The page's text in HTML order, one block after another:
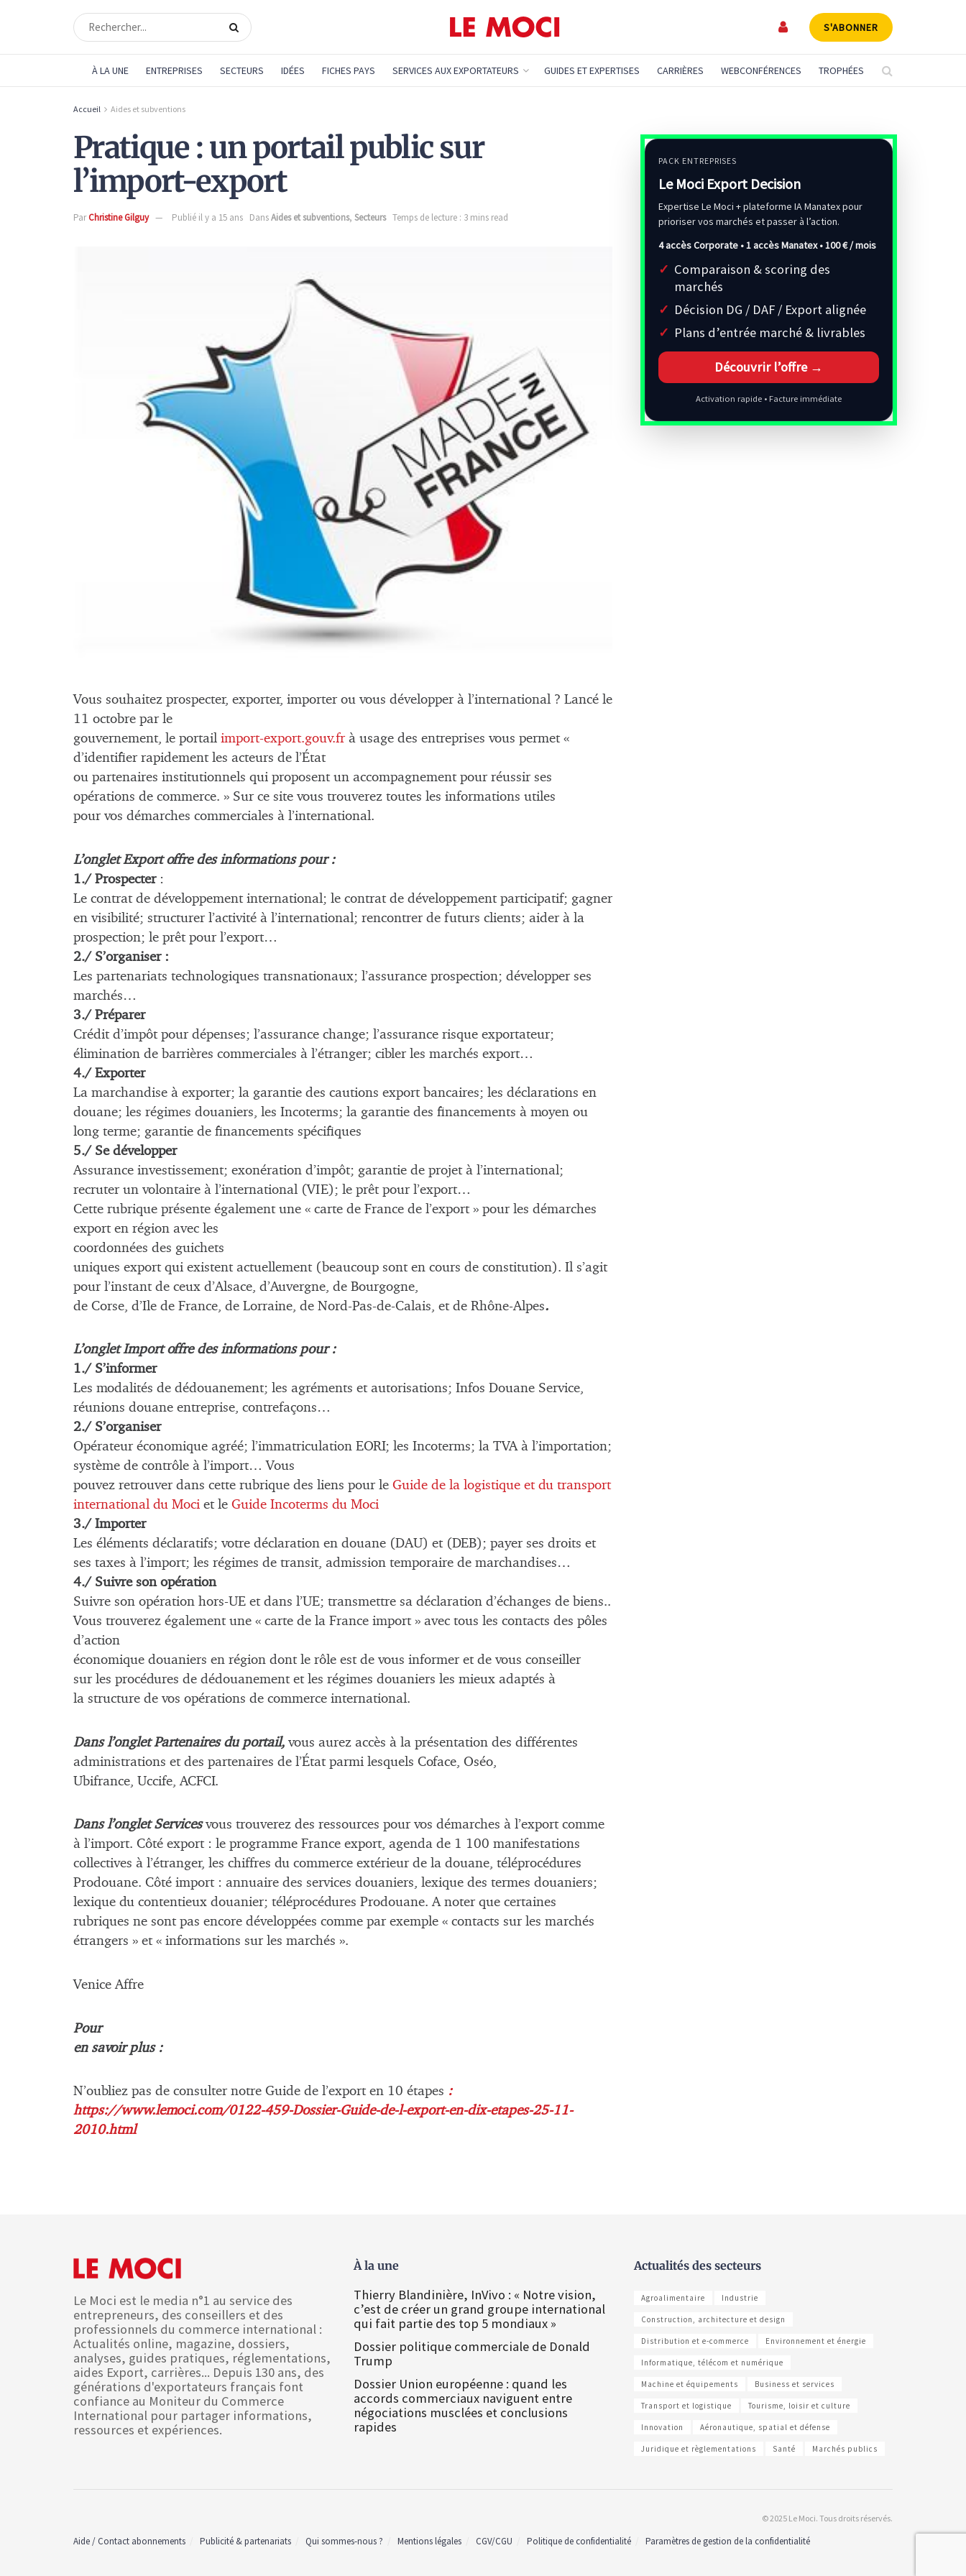
S'ABONNER
À LA UNE ENTREPRISES SECTEURS IDÉES FICHES PAYS SERVICES AUX EXPORTATEURS GUIDES ET EXPERTISES CARRIÈRES WEBCONFÉRENCES TROPHÉES
Accueil Aides et subventions
Pratique : un portail public sur
l’import-export
ParChristine Gilguy Publié il y a 15 ans DansAides et subventions, Secteurs Temps de lecture : 3 mins read
Vous souhaitez prospecter, exporter, importer ou vous développer à l’international ? Lancé le
11 octobre par le
gouvernement, le portail import-export.gouv.frà usage des entreprises vous permet «
d’identifier rapidement les acteurs de l’État
ou partenaires institutionnels qui proposent un accompagnement pour réussir ses
opérations de commerce. » Sur ce site vous trouverez toutes les informations utiles
pour vos démarches commerciales à l’international.
L’onglet Export offre des informations pour :
1./ Prospecter:
Le contrat de développement international; le contrat de développement participatif; gagner
en visibilité; structurer l’activité à l’international; rencontrer de futurs clients; aider à la
prospection; le prêt pour l’export…
2./ S’organiser :
Les partenariats technologiques transnationaux; l’assurance prospection; développer ses
marchés…
3./ Préparer
Crédit d’impôt pour dépenses; l’assurance change; l’assurance risque exportateur;
élimination de barrières commerciales à l’étranger; cibler les marchés export…
4./ Exporter
La marchandise à exporter; la garantie des cautions export bancaires; les déclarations en
douane; les régimes douaniers, les Incoterms; la garantie des financements à moyen ou
long terme; garantie de financements spécifiques
5./ Se développer
Assurance investissement; exonération d’impôt; garantie de projet à l’international;
recruter un volontaire à l’international (VIE); le prêt pour l’export…
Cette rubrique présente également une « carte de France de l’export » pour les démarches
export en région avec les
coordonnées des guichets
uniques export qui existent actuellement (beaucoup sont en cours de constitution). Il s’agit
pour l’instant de ceux d’Alsace, d’Auvergne, de Bourgogne,
de Corse, d’Ile de France, de Lorraine, de Nord-Pas-de-Calais, et de Rhône-Alpes.
L’ongletImport offre des informations pour :
1./ S’informer
Les modalités de dédouanement; les agréments et autorisations; Infos Douane Service,
réunions douane entreprise, contrefaçons…
2./ S’organiser
Opérateur économique agréé; l’immatriculation EORI; les Incoterms; la TVA à l’importation;
système de contrôle à l’import… Vous
pouvez retrouver dans cette rubrique des liens pour le Guide de la logistique et du transport
international du Moci et le Guide Incoterms du Moci
3./ Importer
Les éléments déclaratifs; votre déclaration en douane (DAU) et (DEB); payer ses droits et
ses taxes à l’import; les régimes de transit, admission temporaire de marchandises…
4./ Suivre son opération
Suivre son opération hors-UE et dans l’UE; transmettre sa déclaration d’échanges de biens..
Vous trouverez également une « carte de la France import » avec tous les contacts des pôles
d’action
économique douaniers en région dont le rôle est de vous informer et de vous conseiller
sur les procédures de dédouanement et les régimes douaniers les mieux adaptés à
la structure de vos opérations de commerce international.
Dans l’onglet Partenaires du portail, vous aurez accès à la présentation des différentes
administrations et des partenaires de l’État parmi lesquels Coface, Oséo,
Ubifrance, Uccife, ACFCI.
Dans l’onglet Servicesvous trouverez des ressources pour vos démarches à l’export comme
à l’import. Côté export : le programme France export, agenda de 1 100 manifestations
collectives à l’étranger, les chiffres du commerce extérieur de la douane, téléprocédures
Prodouane. Côté import : annuaire des services douaniers, lexique des termes douaniers;
lexique du contentieux douanier; téléprocédures Prodouane. A noter que certaines
rubriques ne sont pas encore développées comme par exemple « contacts sur les marchés
étrangers » et « informations sur les marchés ».
Venice Affre
Pour
en savoir plus :
N’oubliez pas de consulter notre Guide de l’export en 10 étapes :
https://www.lemoci.com/0122-459-Dossier-Guide-de-l-export-en-dix-etapes-25-11-
2010.html
PACK ENTREPRISES
Le Moci Export Decision
Expertise Le Moci + plateforme IA Manatex pour
prioriser vos marchés et passer à l’action.
4 accès Corporate • 1 accès Manatex •100 € / mois
Comparaison & scoring des
marchés
Décision DG / DAF / Export alignée
Plans d’entrée marché & livrables
Découvrir l’offre →
Activation rapide • Facture immédiate
Le Moci est le media n°1 au service des
entrepreneurs, des conseillers et des
professionnels du commerce international :
Actualités online, magazine, dossiers,
analyses, guides pratiques, réglementations,
aides Export, carrières... Depuis 130 ans, des
générations d'exportateurs français font
confiance au Moniteur du Commerce
International pour partager informations,
ressources et expériences.
À la une
Thierry Blandinière, InVivo : « Notre vision,
c’est de créer un grand groupe international
qui fait partie des top 5 mondiaux »
Dossier politique commerciale de Donald
Trump
Dossier Union européenne : quand les
accords commerciaux naviguent entre
négociations musclées et conclusions
rapides
Actualités des secteurs
Agroalimentaire Industrie
Construction, architecture et design
Distribution et e-commerce Environnement et énergie
Informatique, télécom et numérique
Machine et équipements Business et services
Transport et logistique Tourisme, loisir et culture
Innovation Aéronautique, spatial et défense
Juridique et règlementations Santé Marchés publics
© 2025 Le Moci. Tous droits réservés.
Aide / Contact abonnements Publicité & partenariats Qui sommes-nous ? Mentions légales CGV/CGU Politique de confidentialité Paramètres de gestion de la confidentialité